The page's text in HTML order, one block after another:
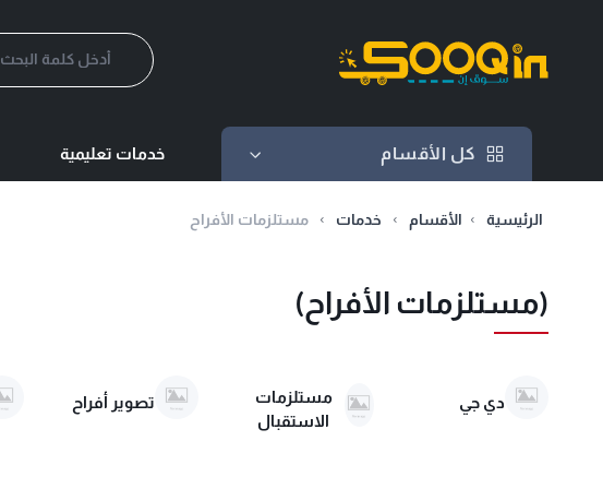
كل الأقسام
كل الأقسام
خدمات تعليمية
الرئيسية الأقسام خدمات مستلزمات الأفراح
(مستلزمات الأفراح)
دي جي
مستلزمات
الاستقبال
تصوير أفراح